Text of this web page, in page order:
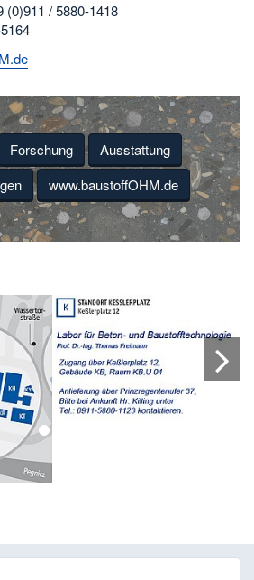
(0)911 / 5880-1418
Forschung
Ausstattung
www.baustoffOHM.de
1